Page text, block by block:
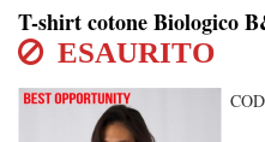
T-shirt cotone Biologico
ESAURITO